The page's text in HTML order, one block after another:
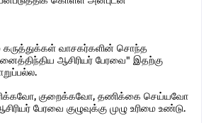
கருத்துக்கள் வாசகர்களின் சொந்த
ஆசிரியர் பேரவை" இதற்கு
குறைக்கவோ, தணிக்கை செய்யவோ
பேரவை குழுவுக்கு முழு உரிமை உண்டு.